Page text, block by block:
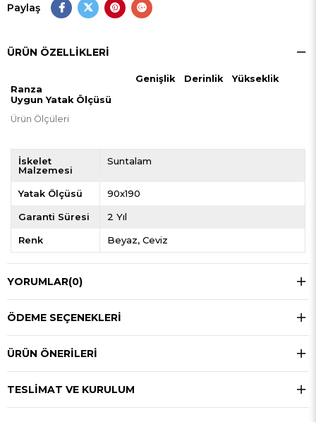
Paylaş
ÜRÜN ÖZELLIKLERI
Ürün Ölçüleri
Genişlik Derinlik
Yükseklik
Ranza
Uygun Yatak Ölçüsü
İskelet
Malzemesi
Suntalam
Yatak Ölçüsü 90x190
Garanti Süresi 2 Yıl
Renk Beyaz Ceviz
YORUMLAR(0)
ÖDEME SEÇENEKLERI
ÜRÜN ÖNERILERI
TESLIMAT VE KURULUM